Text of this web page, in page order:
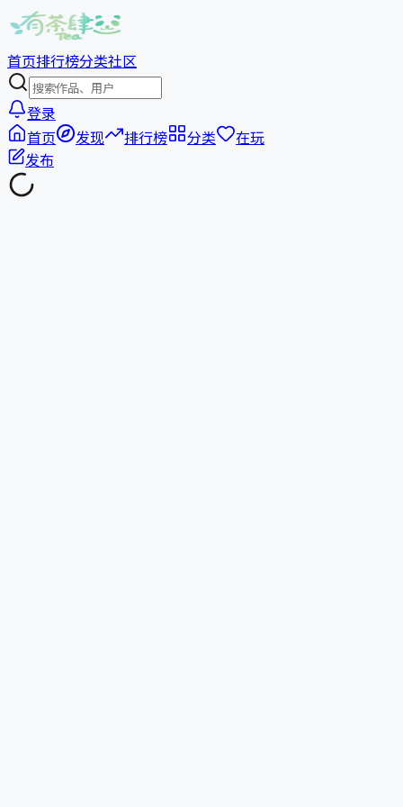
首页排行榜分类社区
登录
首页
发现 排行榜 分类
在玩
发布